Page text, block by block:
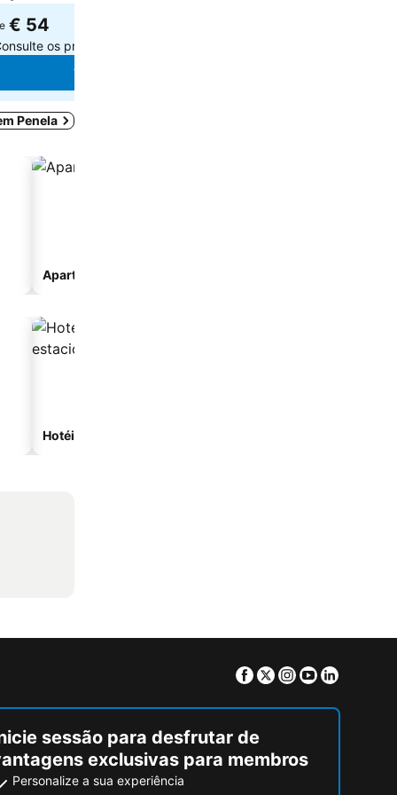
€ 54
os preços de
Ver preços
Penela
Aparthotel
Hotéis com estacionamento
Facebook
TwitterInstagram
Youtube
sessão para desfrutar de
exclusivas para membros
Personalize a sua experiência